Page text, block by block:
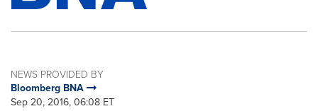
NEWS PROVIDED BY
Bloomberg BNA
Sep 20, 2016, 06:08 ET